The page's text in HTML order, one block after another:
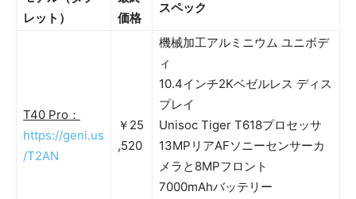
レット）
価格
スペック
T40 Pro：
https://geni.us
/T2AN
￥25
,520
機械加工アルミニウム ユニボデ
ィ
10.4インチ2Kベゼルレス ディス
プレイ
Unisoc Tiger T618プロセッサ
13MPリアAFソニーセンサーカ
メラと8MPフロント
7000mAhバッテリー